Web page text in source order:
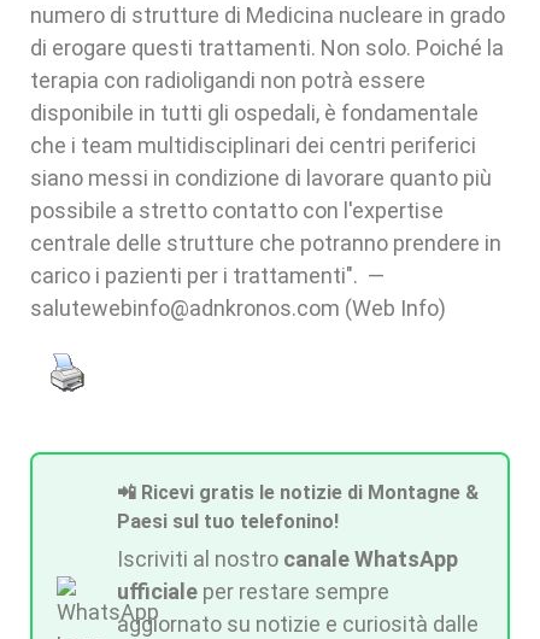
numero di strutture di Medicina nucleare in grado
di erogare questi trattamenti. Non solo. Poiché la
terapia con radioligandi non potrà essere
disponibile in tutti gli ospedali, è fondamentale
che i team multidisciplinari dei centri periferici
siano messi in condizione di lavorare quanto più
possibile a stretto contatto con l'expertise
centrale delle strutture che potranno prendere in
carico i pazienti per i trattamenti". —
salutewebinfo@adnkronos.com (Web Info)
📲 Ricevi gratis le notizie di Montagne &
Paesi sul tuo telefonino!
Iscriviti al nostro canale WhatsApp
ufficiale per restare sempre
aggiornato su notizie e curiosità dalle